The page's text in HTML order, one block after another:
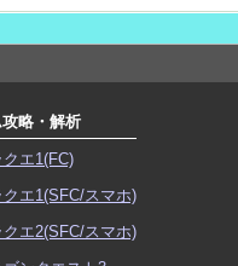
略・解析
クエ1(FC)
クエ1(SFC/スマホ)
クエ2(SFC/スマホ)